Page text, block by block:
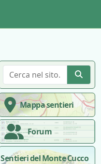
Mappa sentieri
Forum
Sentieri del Monte Cucco